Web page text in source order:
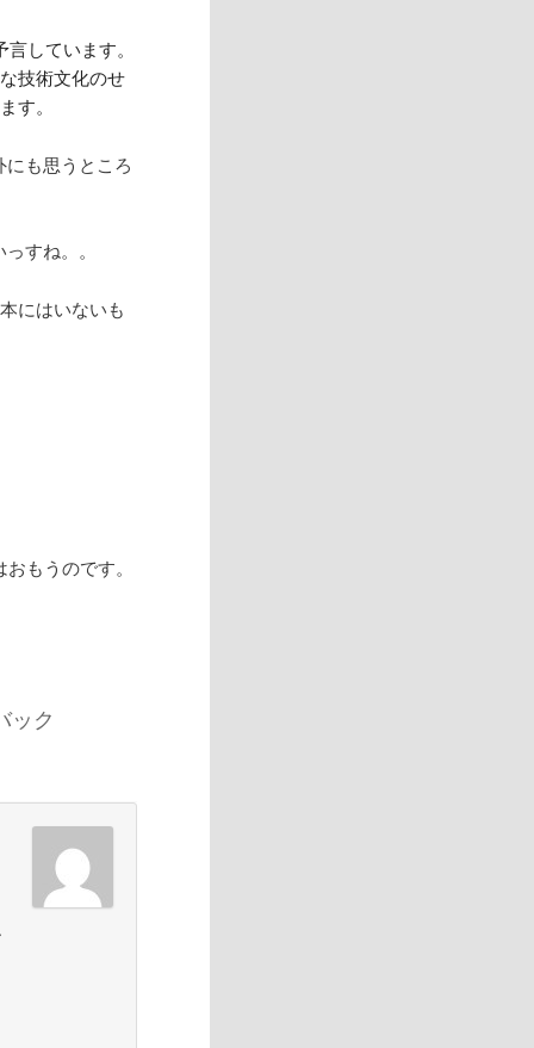
しています。
技術文化のせ
す。
も思うところ
すね。。
にはいないも
もうのです。
ック